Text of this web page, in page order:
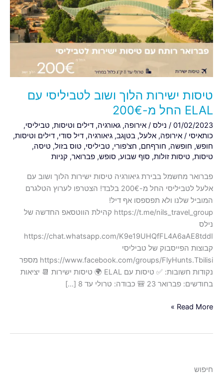
טיסות ישירות הלוך ושוב לטביליסי עם
ELAL החל מ-200€
01/02/2023
/ נילס / אירופה, גאורגיה, דילים וטיסות, טביליסי,
כותאיסי / אירופה, אלעל, בטןגב, גיאורגיה, דיל סודי, דילים וטיסות,
חופש, חופשה, חורףחם, חצ'פורי, טביליסי, טוס בזול, טיסה,
טיסות, טיסות זולות, סוף שבוע, סופש, פברואר, קניות
פברואר מחשמל בבירת גיאורגיה טיסות ישירות הלוך ושוב עם
אלעל לטביליסי החל מ-200€ בלבד! הצטרפו לערוץ הטלגרם
המוביל שלנו ולא תפספסו אף דיל!
https://t.me/nils_travel_group קהילת הווטסאפ החדשה של
נילס
https://chat.whatsapp.com/K9e19UHQfFL4A6aAE8tddI
קבוצות הפייסבוק של טביליסי
https://www.facebook.com/groups/FlyHunts.Tbilisi מספר
נקודות חשובות: ✅ טיסות עם ELAL 🌍 טיסות ישירות 📆 יציאות
בחודשים: פברואר 23 🎒 כבודה: טרולי עד 8 […]
ושוב
לטביליסי
עם
ELAL
החל
Read More »
חיפוש